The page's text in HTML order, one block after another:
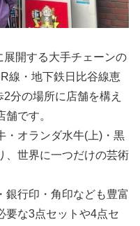
開する大手チェーンの
線・地下鉄日比谷線恵
分の場所に店舗を構え
です。
・オランダ水牛(上)・黒
、世界に一つだけの芸術
銀行印・角印なども豊富
要な3点セットや4点セ